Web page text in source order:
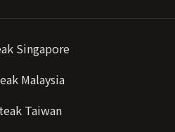
Singapore
Malaysia
Taiwan